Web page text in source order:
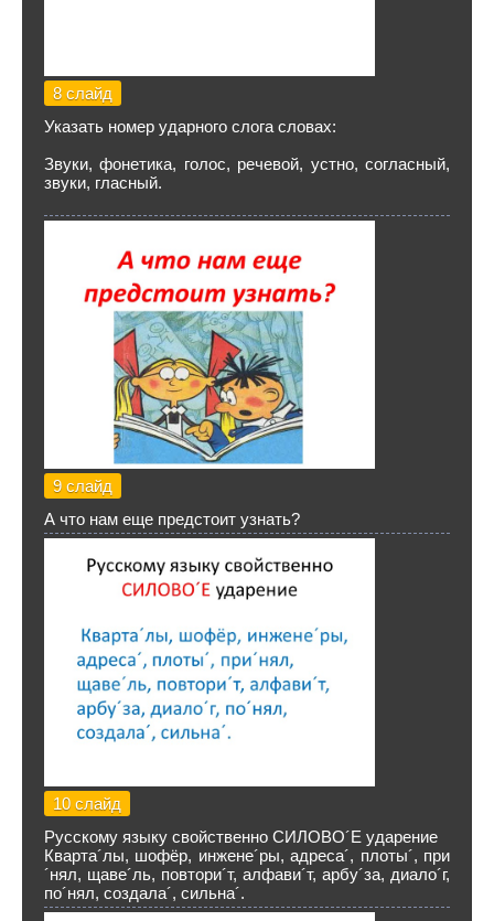
8 слайд
Указать номер ударного слога словах:
Звуки, фонетика, голос, речевой, устно, согласный,
звуки, гласный.
9 слайд
А что нам еще предстоит узнать?
10 слайд
Русскому языку свойственно СИЛОВО´Е ударение
Кварта´лы, шофёр, инжене´ры, адреса´, плоты´, при
´нял, щаве´ль, повтори´т, алфави´т, арбу´за, диало´г,
по´нял, создала´, сильна´.